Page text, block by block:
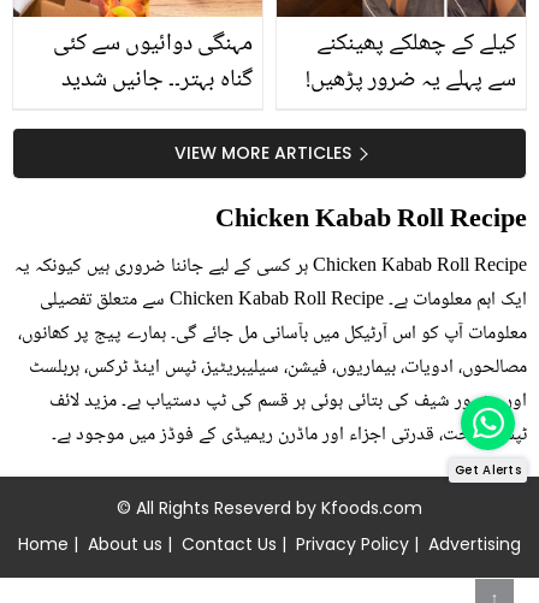
مہنگی دوائیوں سے کئی
گناہ بہتر۔۔ جانیں شدید
کیوں کھانا چاہیے؟
کیلے کے چھلکے پھینکنے
سے پہلے یہ ضرور پڑھیں!
سستا اور قدرتی حلVIEW MORE ARTICLES
Chicken Kabab Roll Recipe
Chicken Kabab Roll Recipe ہر کسی کے لیے جاننا ضروری ہیں کیونکہ یہ
ایک اہم معلومات ہے۔ Chicken Kabab Roll Recipe سے متعلق تفصیلی
معلومات آپ کو اس آرٹیکل میں بآسانی مل جائے گی۔ ہمارے پیج پر کھانوں،
مصالحوں، ادویات، بیماریوں، فیشن، سیلیبریٹیز، ٹپس اینڈ ٹرکس، ہربلسٹ
اور مشہور شیف کی بتائی ہوئی ہر قسم کی ٹپ دستیاب ہے۔ مزید لائف
ٹپس، صحت، قدرتی اجزاء اور ماڈرن ریمیڈی کے فوڈز میں موجود ہے۔
© All Rights Reseverd by Kfoods.com
Home | About us | Contact Us | Privacy Policy | Advertising
↑
Get Alerts